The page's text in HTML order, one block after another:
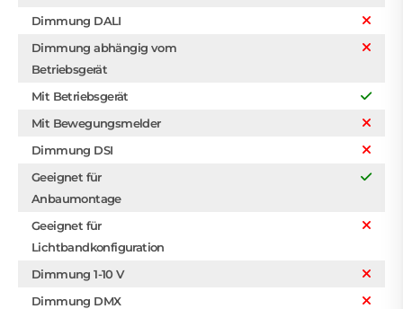
Dimmung DALI
Dimmung abhängig vom
Betriebsgerät
Mit Betriebsgerät
Mit Bewegungsmelder
Dimmung DSI
Geeignet für
Anbaumontage
Geeignet für
Lichtbandkonfiguration
Dimmung 1-10 V
Dimmung DMX